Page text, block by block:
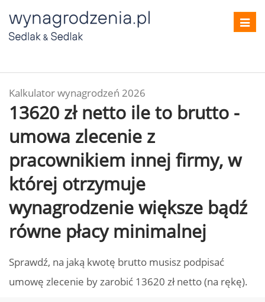
Kalkulator wynagrodzeń 2026
13620 zł netto ile to brutto -
umowa zlecenie z
pracownikiem innej firmy, w
której otrzymuje
wynagrodzenie większe bądź
równe płacy minimalnej
Sprawdź, na jaką kwotę brutto musisz podpisać
umowę zlecenie by zarobić 13620 zł netto (na rękę).